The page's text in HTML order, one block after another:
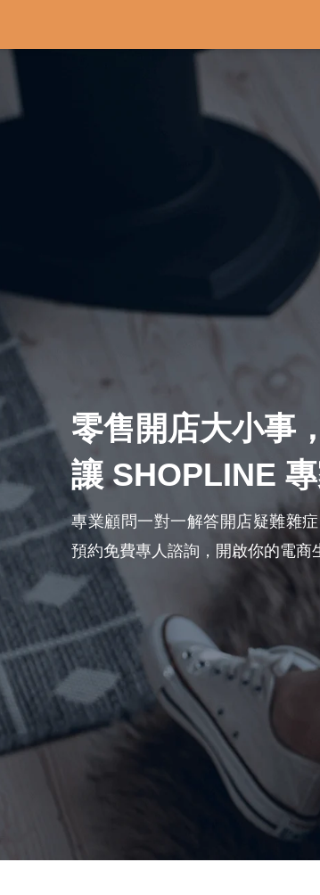
零售開店大小事，
讓 SHOPLINE 專
專業顧問一對一解答開店疑難雜
預約免費專人諮詢，開啟你的電商